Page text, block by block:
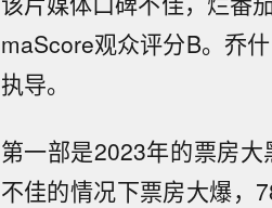
maScore观众评分B。乔
执导。
第一部是2023年的票房
不佳的情况下票房大爆，